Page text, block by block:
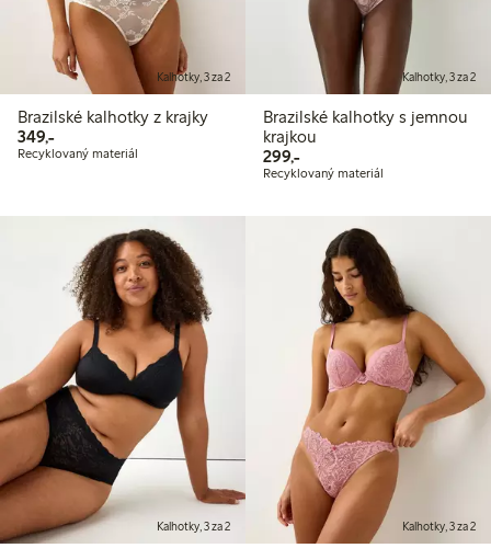
Kalhotky, 3 za 2
Brazilské kalhotky z krajky
349,-349,00 Kč
Recyklovaný materiál
Kalhotky, 3 za 2
Brazilské kalhotky s jemnou
krajkou
299,-299,00 Kč
Recyklovaný materiál
Kalhotky, 3 za 2 Kalhotky, 3 za 2